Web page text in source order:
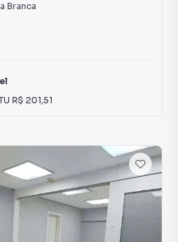
Branca
R$ 201,51